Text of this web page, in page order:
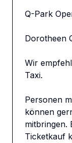
Q-Park
Dorotheen
Wir
Taxi.
Personen
können
mitbringen.
Ticketkauf